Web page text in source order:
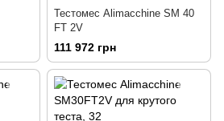
Тестомес Alimacchine SM 40
FT 2V
111 972 грн